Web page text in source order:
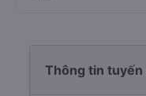
Thông tin tuyến